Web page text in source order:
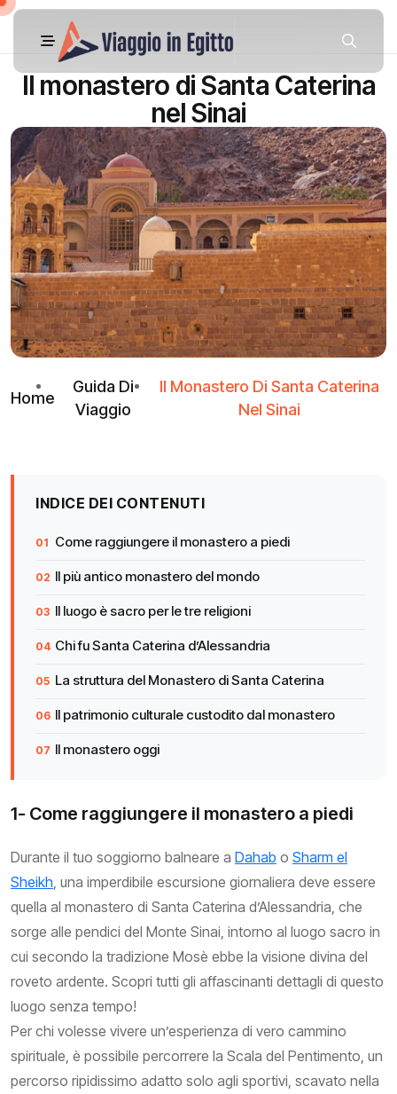
Il monastero di Santa Caterina
nel Sinai
Home
Guida Di
Viaggio
Il Monastero Di Santa Caterina
Nel Sinai
INDICE DEI CONTENUTI
Come raggiungere il monastero a piedi
Il più antico monastero del mondo
Il luogo è sacro per le tre religioni
Chi fu Santa Caterina d’Alessandria
La struttura del Monastero di Santa Caterina
Il patrimonio culturale custodito dal monastero
Il monastero oggi
1- Come raggiungere il monastero a piedi
Durante il tuo soggiorno balneare a Dahab o Sharm el
Sheikh, una imperdibile escursione giornaliera deve essere
quella al monastero di Santa Caterina d’Alessandria, che
sorge alle pendici del Monte Sinai, intorno al luogo sacro in
cui secondo la tradizione Mosè ebbe la visione divina del
roveto ardente. Scopri tutti gli affascinanti dettagli di questo
luogo senza tempo!
Per chi volesse vivere un’esperienza di vero cammino
spirituale, è possibile percorrere la Scala del Pentimento, un
percorso ripidissimo adatto solo agli sportivi, scavato nella